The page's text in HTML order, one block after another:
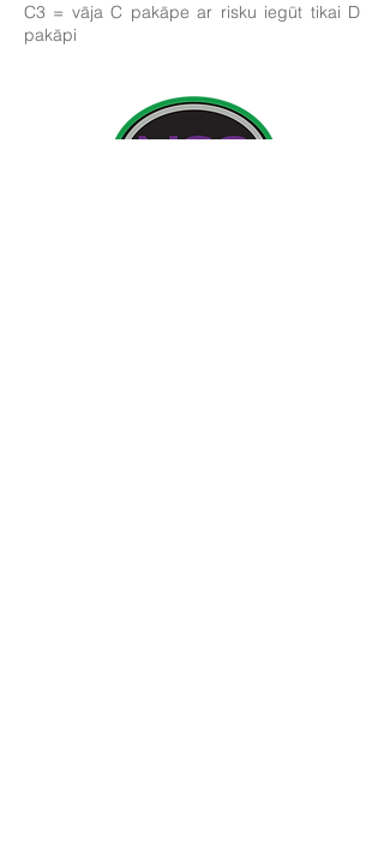
C3 = vāja C pakāpe ar risku iegūt tikai D
pakāpi